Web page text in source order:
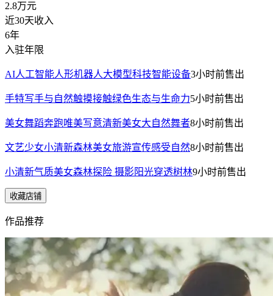
2.8万元
近30天收入
6年
入驻年限
AI人工智能人形机器人大模型科技智能设备3小时前售出
手特写手与自然触摸接触绿色生态与生命力5小时前售出
美女舞蹈奔跑唯美写意清新美女大自然舞者8小时前售出
文艺少女小清新森林美女旅游宣传感受自然8小时前售出
小清新气质美女森林探险 摄影阳光穿透树林9小时前售出
收藏店铺
作品推荐